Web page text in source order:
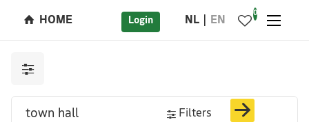
HOME Login NL EN
0
Filters